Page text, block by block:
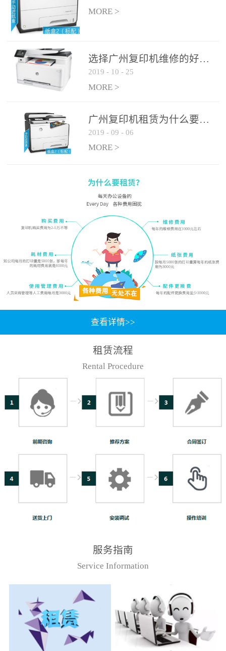
MORE >
选择广州复印机维修的好处有哪些?
2019 - 10 - 25
MORE >
广州复印机租赁为什么要选大平台
2019 - 09 - 06
MORE >
查看详情>>
租赁流程
Rental Procedure
服务指南
Service Information